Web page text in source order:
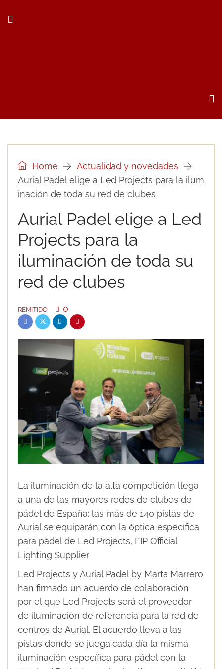
Home
Actualidad y novedades
Aurial Padel elige a Led Projects para la ilum
inación de toda su red de clubes
Aurial Padel elige a Led
Projects para la
iluminación de toda su
red de clubes
REMITIDO 0
La iluminación de la alta competición llega
a una de las mayores redes de clubes de
pádel de España: las más de 140 pistas de
Aurial se equiparán con la óptica específica
para pádel de Led Projects, FIP Official
Lighting Supplier
Led Projects y Aurial Padel by Marta Marrero
han firmado un acuerdo de colaboración
por el que Led Projects será el proveedor
de iluminación de referencia para la red de
centros de Aurial. El acuerdo lleva a las
pistas donde se juega cada día la misma
iluminación específica para pádel con la